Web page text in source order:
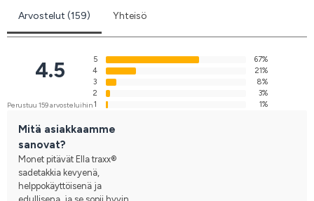
Arvostelut (159) Yhteisö
4.5
Perustuu 159 arvosteluihin
5
67%
4
21%
3
8%
2
3%
1
1%
Mitä asiakkaamme
sanovat?
Monet pitävät Ella traxx®
sadetakkia kevyenä,
helppokäyttöisenä ja